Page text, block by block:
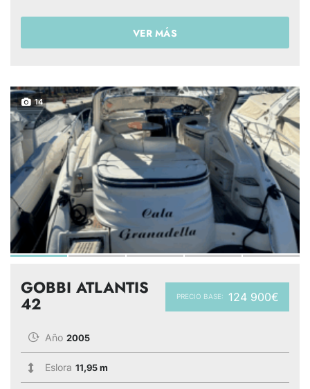
VER MÁS
14
PRECIO BASE: 124 900€
GOBBI ATLANTIS
42
Año 2005
Eslora 11,95 m